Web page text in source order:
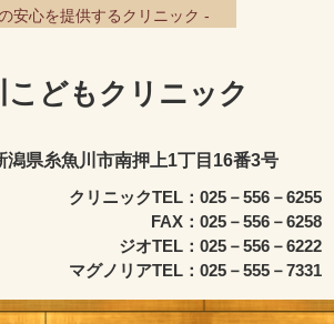
安心を提供するクリニック -
こどもクリニック
潟県糸魚川市南押上1丁目16番3号
クリニックTEL：025－556－6255
FAX：025－556－6258
ジオTEL：025－556－6222
マグノリアTEL：025－555－7331